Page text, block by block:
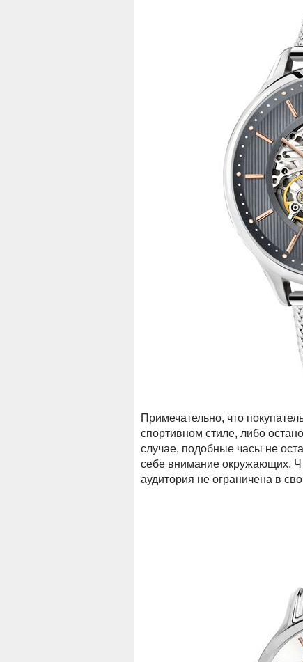
Примечательно, что
спортивном стиле, либо
случае, подобные часы не
себе внимание окружающих.
аудитория не ограничена в